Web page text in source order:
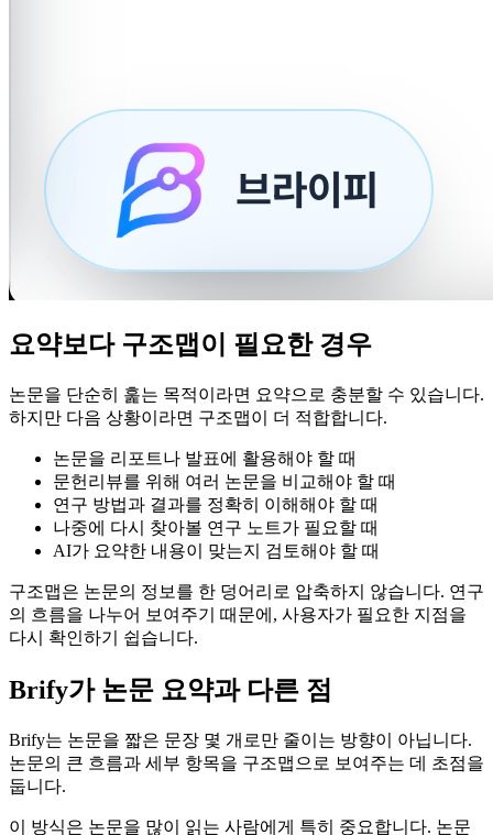
요약보다 구조맵이 필요한 경우
논문을 단순히 훑는 목적이라면 요약으로 충분할 수 있습니다.
하지만 다음 상황이라면 구조맵이 더 적합합니다.
논문을 리포트나 발표에 활용해야 할 때
문헌리뷰를 위해 여러 논문을 비교해야 할 때
연구 방법과 결과를 정확히 이해해야 할 때
나중에 다시 찾아볼 연구 노트가 필요할 때
AI가 요약한 내용이 맞는지 검토해야 할 때
구조맵은 논문의 정보를 한 덩어리로 압축하지 않습니다. 연구
의 흐름을 나누어 보여주기 때문에, 사용자가 필요한 지점을
다시 확인하기 쉽습니다.
Brify가 논문 요약과 다른 점
Brify는 논문을 짧은 문장 몇 개로만 줄이는 방향이 아닙니다.
논문의 큰 흐름과 세부 항목을 구조맵으로 보여주는 데 초점을
둡니다.
이 방식은 논문을 많이 읽는 사람에게 특히 중요합니다. 논문